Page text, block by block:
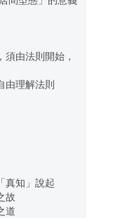
須由法則開始，
由理解法則
真知」說起
故
道